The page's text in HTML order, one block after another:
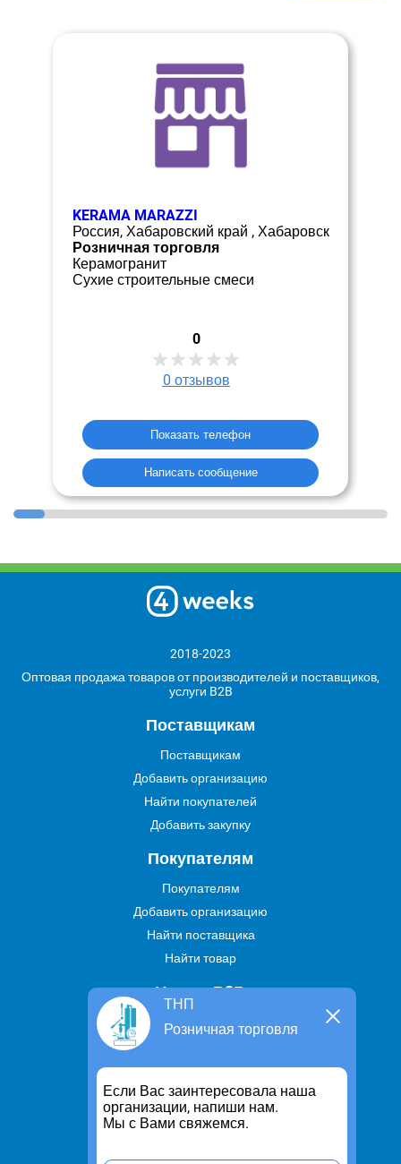
KERAMA MARAZZI
Россия, Хабаровский край , Хабаровск
Розничная торговля
Керамогранит
Сухие строительные смеси
0
0 отзывов
Показать телефон
Написать сообщение
ТНП
Розничная торговля
Если Вас заинтересовала наша
организации, напиши нам.
Мы с Вами свяжемся.
2018-2023
Оптовая продажа товаров от производителей и поставщиков,
услуги B2B
Поставщикам
Поставщикам
Добавить организацию
Найти покупателей
Добавить закупку
Покупателям
Покупателям
Добавить организацию
Найти поставщика
Найти товар
Услуги В2В
Найти услугу
Предложить свою услугу
Дропшиппинг
Транспортные услуги
Информация